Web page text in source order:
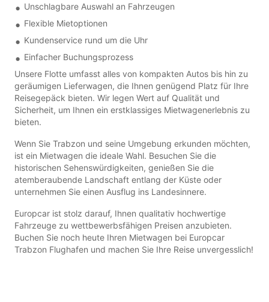
Unschlagbare Auswahl an Fahrzeugen
Flexible Mietoptionen
Kundenservice rund um die Uhr
Einfacher Buchungsprozess
Unsere Flotte umfasst alles von kompakten Autos bis hin zu
geräumigen Lieferwagen, die Ihnen genügend Platz für Ihre
Reisegepäck bieten. Wir legen Wert auf Qualität und
Sicherheit, um Ihnen ein erstklassiges Mietwagenerlebnis zu
bieten.
Wenn Sie Trabzon und seine Umgebung erkunden möchten,
ist ein Mietwagen die ideale Wahl. Besuchen Sie die
historischen Sehenswürdigkeiten, genießen Sie die
atemberaubende Landschaft entlang der Küste oder
unternehmen Sie einen Ausflug ins Landesinnere.
Europcar ist stolz darauf, Ihnen qualitativ hochwertige
Fahrzeuge zu wettbewerbsfähigen Preisen anzubieten.
Buchen Sie noch heute Ihren Mietwagen bei Europcar
Trabzon Flughafen und machen Sie Ihre Reise unvergesslich!